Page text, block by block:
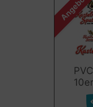
Angebot